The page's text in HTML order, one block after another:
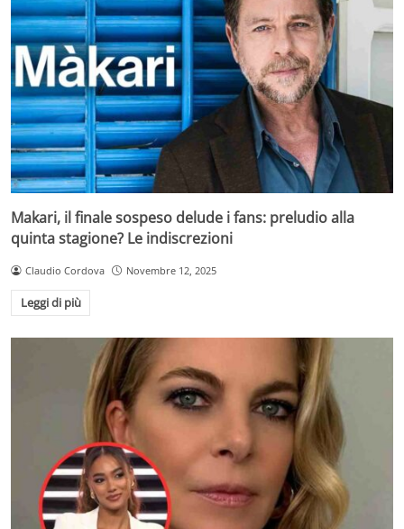
Makari, il finale sospeso delude i fans: preludio alla
quinta stagione? Le indiscrezioni
Claudio Cordova Novembre 12, 2025
Leggi di più